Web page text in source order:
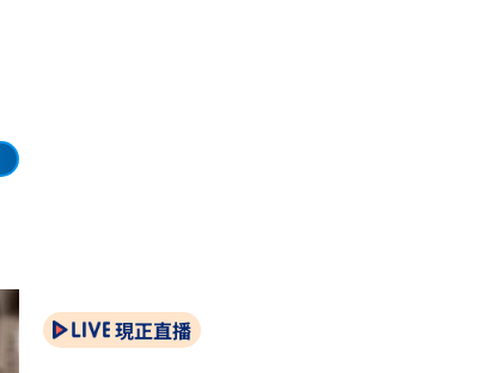
現正直播